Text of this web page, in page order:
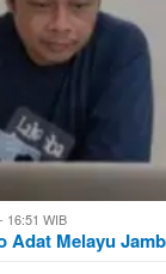
16:51 WIB
Adat Melayu